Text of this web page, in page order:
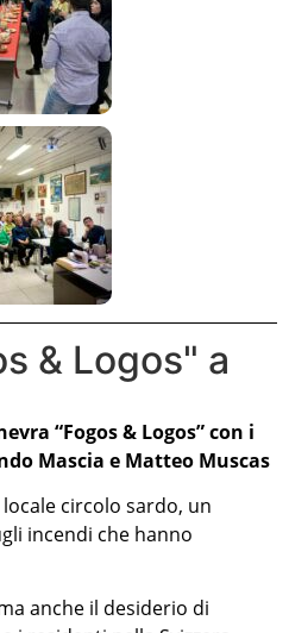
& Logos" a
“Fogos & Logos” con i
Mascia e Matteo Muscas
locale circolo sardo, un
incendi che hanno
anche il desiderio di